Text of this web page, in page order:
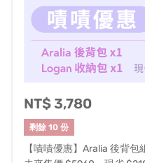
為完美落實 One Step
製成的環保面料，將紡織
掉，不僅大量減少CO2與
與化學品，在生產過程中
NT$ 3,780
剩餘 10 份
【嘖嘖優惠】Aralia 後背